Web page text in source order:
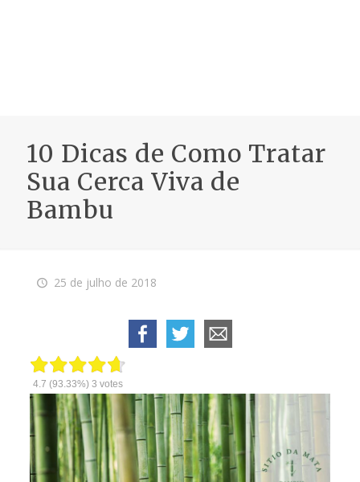
10 Dicas de Como Tratar
Sua Cerca Viva de
Bambu
25 de julho de 2018
4.7 (93.33%) 3 votes